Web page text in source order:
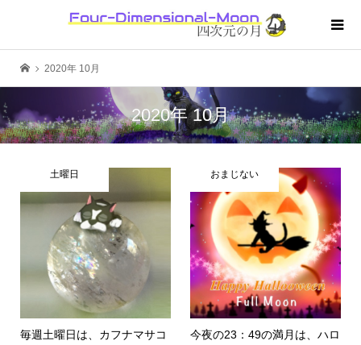
2020年 10月
2020年 10月
土曜日
毎週土曜日は、カフナマサコ
おまじない
今夜の23：49の満月は、ハロ